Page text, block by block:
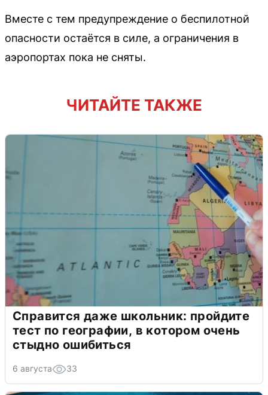
Вместе с тем предупреждение о беспилотной
опасности остаётся в силе, а ограничения в
аэропортах пока не сняты.
ЧИТАЙТЕ ТАКЖЕ
Справится даже школьник: пройдите
тест по географии, в котором очень
стыдно ошибиться
6 августа 33